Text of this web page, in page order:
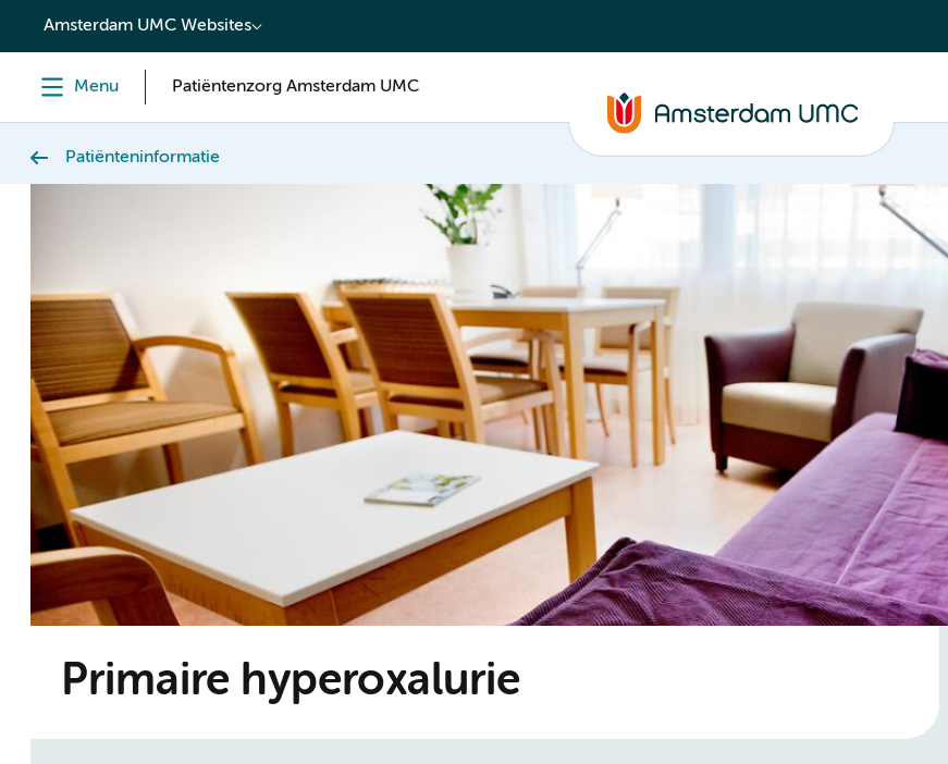
content
Amsterdam UMC Websites
Menu Patiëntenzorg Amsterdam UMC
Patiënteninformatie
Primaire hyperoxalurie